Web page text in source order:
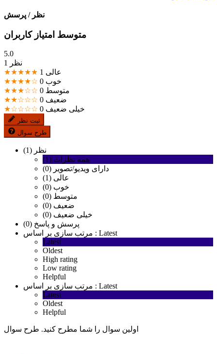
نظر / پرسش
متوسط امتیاز کاربران
5.0
1 نظر
★★★★★
عالی 1
★★★★☆
خوب 0
★★★☆☆
متوسط 0
★★☆☆☆
ضعیف 0
★☆☆☆☆
خیلی ضعیف 0
ثبت نظر
طرح سوال
نظر (1)
همه نظرات (1)
دارای ویدیو/تصویر (0)
عالی (1)
خوب (0)
متوسط (0)
ضعیف (0)
خیلی ضعیف (0)
پرسش و پاسخ (0)
مرتب سازی بر اساس : Latest
Latest
Oldest
High rating
Low rating
Helpful
مرتب سازی بر اساس : Latest
Latest
Oldest
Helpful
اولین سوال را شما مطرح کنید. طرح سوال